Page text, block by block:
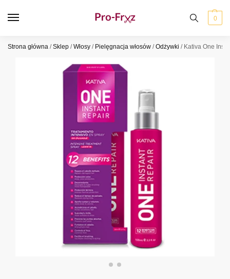
0
Strona główna /Sklep /Włosy / Pielęgnacja włosów /Odżywki / Kativa One